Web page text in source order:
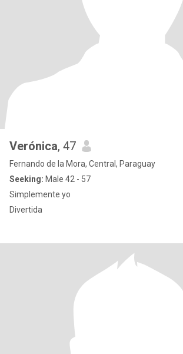
Verónica, 47
Fernando de la Mora, Central, Paraguay
Seeking: Male 42 - 57
Simplemente yo
Divertida